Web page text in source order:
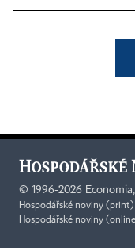
© 1996-2026
Hospodářské noviny
Hospodářské noviny